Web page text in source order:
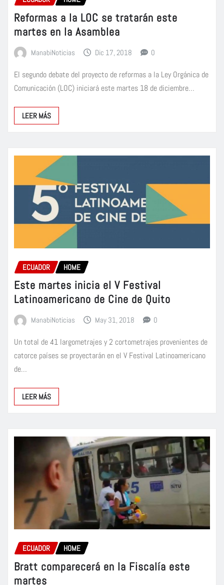
Reformas a la LOC se tratarán este
martes en la Asamblea
ManabiNoticias Dic 17, 2018 0
El segundo debate del proyecto de reformas a la Ley Orgánica de
Comunicación (LOC) iniciará este martes 18 de diciembre…
LEER MÁS
ECUADOR HOME
Este martes inicia el V Festival
Latinoamericano de Cine de Quito
ManabiNoticias May 31, 2018 0
Un total de 41 largometrajes y 2 cortometrajes provenientes de
catorce países se proyectarán en el V Festival Latinoamericano
de…
LEER MÁS
ECUADOR HOME
Bratt comparecerá en la Fiscalía este
martes